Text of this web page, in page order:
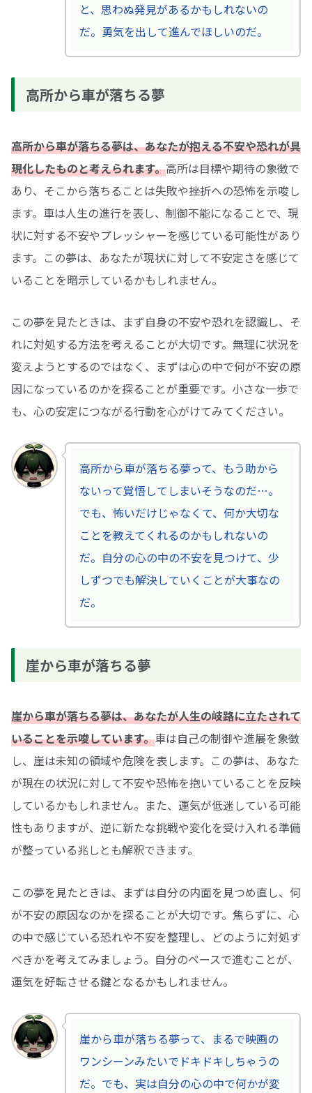
と、思わぬ発見があるかもしれないの
だ。勇気を出して進んでほしいのだ。
高所から車が落ちる夢
高所から車が落ちる夢は、あなたが抱える不安や恐れが具
現化したものと考えられます。高所は目標や期待の象徴で
あり、そこから落ちることは失敗や挫折への恐怖を示唆し
ます。車は人生の進行を表し、制御不能になることで、現
状に対する不安やプレッシャーを感じている可能性があり
ます。この夢は、あなたが現状に対して不安定さを感じて
いることを暗示しているかもしれません。
この夢を見たときは、まず自身の不安や恐れを認識し、そ
れに対処する方法を考えることが大切です。無理に状況を
変えようとするのではなく、まずは心の中で何が不安の原
因になっているのかを探ることが重要です。小さな一歩で
も、心の安定につながる行動を心がけてみてください。
高所から車が落ちる夢って、もう助から
ないって覚悟してしまいそうなのだ…。
でも、怖いだけじゃなくて、何か大切な
ことを教えてくれるのかもしれないの
だ。自分の心の中の不安を見つけて、少
しずつでも解決していくことが大事なの
だ。
崖から車が落ちる夢
崖から車が落ちる夢は、あなたが人生の岐路に立たされて
いることを示唆しています。車は自己の制御や進展を象徴
し、崖は未知の領域や危険を表します。この夢は、あなた
が現在の状況に対して不安や恐怖を抱いていることを反映
しているかもしれません。また、運気が低迷している可能
性もありますが、逆に新たな挑戦や変化を受け入れる準備
が整っている兆しとも解釈できます。
この夢を見たときは、まずは自分の内面を見つめ直し、何
が不安の原因なのかを探ることが大切です。焦らずに、心
の中で感じている恐れや不安を整理し、どのように対処す
べきかを考えてみましょう。自分のペースで進むことが、
運気を好転させる鍵となるかもしれません。
崖から車が落ちる夢って、まるで映画の
ワンシーンみたいでドキドキしちゃうの
だ。でも、実は自分の心の中で何かが変